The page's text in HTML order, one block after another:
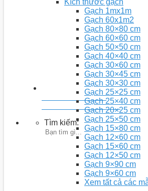
Youtobe: Nhà 5D
Kênh chia sẻ video kiến thức
Tìm kiếm:
Kích thước gạch
Gạch 1mx1m
Gạch 60x1m2
Gạch 80×80 cm
Gạch 60×60 cm
Gạch 50×50 cm
Gạch 40×40 cm
Gạch 30×60 cm
Gạch 30×45 cm
Gạch 30×30 cm
Gạch 25×25 cm
Gạch 25×40 cm
Gạch 20×25 cm
Gạch 25×50 cm
Gạch 15×80 cm
Gạch 12×60 cm
Gạch 15×60 cm
Gạch 12×50 cm
Gạch 9×90 cm
Gạch 9×60 cm
Xem tất cả các